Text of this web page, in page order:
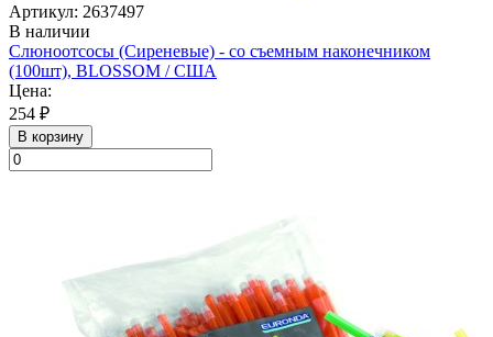
Артикул: 2637497
В наличии
Слюноотсосы (Сиреневые) - со съемным наконечником
(100шт), BLOSSOM / США
Цена:
254 ₽
В корзину